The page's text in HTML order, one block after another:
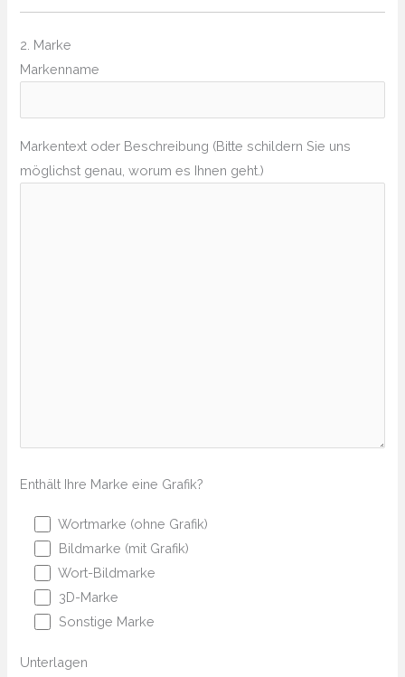
2. Marke
Markenname
Markentext oder Beschreibung (Bitte schildern Sie uns
möglichst genau, worum es Ihnen geht.)
Enthält Ihre Marke eine Grafik?
Wortmarke (ohne Grafik)
Bildmarke (mit Grafik)
Wort-Bildmarke
3D-Marke
Sonstige Marke
Unterlagen